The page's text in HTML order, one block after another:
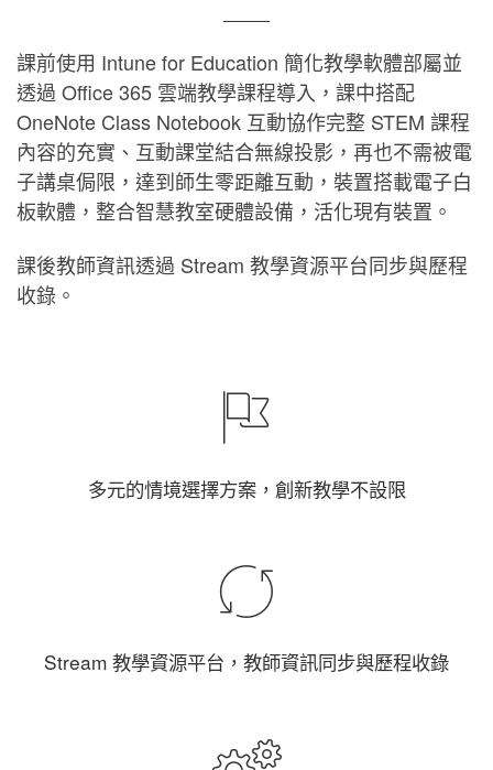
課前使用 Intune for Education 簡化教學軟體部屬並
透過 Office 365 雲端教學課程導入，課中搭配
OneNote Class Notebook 互動協作完整 STEM 課程
內容的充實、互動課堂結合無線投影，再也不需被電
子講桌侷限，達到師生零距離互動，裝置搭載電子白
板軟體，整合智慧教室硬體設備，活化現有裝置。
課後教師資訊透過 Stream 教學資源平台同步與歷程
收錄。
多元的情境選擇方案，創新教學不設限
Stream 教學資源平台，教師資訊同步與歷程收錄